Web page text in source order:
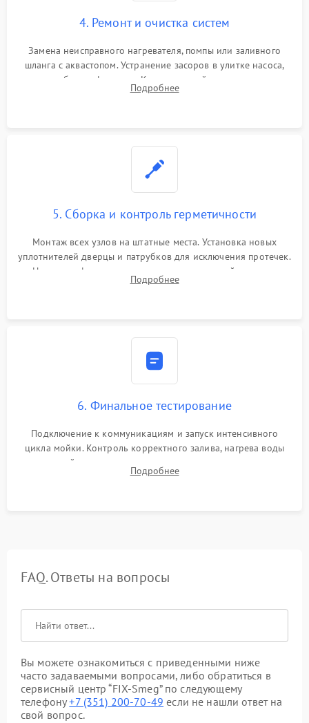
4. Ремонт и очистка систем
Замена неисправного нагревателя, помпы или заливного
шланга с аквастопом. Устранение засоров в улитке насоса,
патрубках и фильтрах. Компонентный ремонт платы
управления, восстановление поврежденной проводки.
Подробнее
5. Сборка и контроль герметичности
Монтаж всех узлов на штатные места. Установка новых
уплотнителей дверцы и патрубков для исключения протечек.
Надежная фиксация хомутов гидравлической системы,
сборка корпуса и установка датчика поплавка.
Подробнее
6. Финальное тестирование
Подключение к коммуникациям и запуск интенсивного
цикла мойки. Контроль корректного залива, нагрева воды
до нужной температуры, отсутствия посторонних шумов,
штатного слива и абсолютной сухости в поддоне.
Подробнее
FAQ. Ответы на вопросы
Вы можете ознакомиться с приведенными ниже
часто задаваемыми вопросами, либо обратиться в
сервисный центр “FIX-Smeg” по следующему
телефону+7 (351) 200-70-49 если не нашли ответ на
свой вопрос.